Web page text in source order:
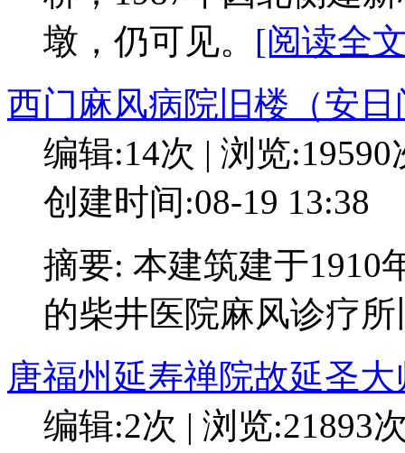
墩，仍可见。 [阅读全
西门麻风病院旧楼（安日
编辑:14次 | 浏览:19590
创建时间:08-19 13:38
摘要: 本建筑建于1910
的柴井医院麻风诊疗
唐福州延寿禅院故延圣
编辑:2次 | 浏览:21893